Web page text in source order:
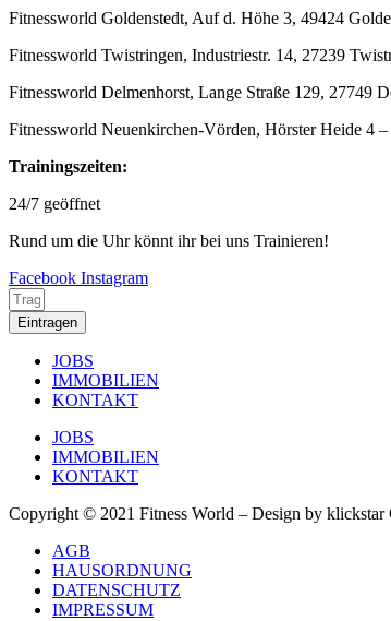
Fitnessworld Goldenstedt, Auf d. Höhe 3, 49424
Fitnessworld Twistringen, Industriestr. 14, 27239
Fitnessworld Delmenhorst, Lange Straße 129, 27749
Fitnessworld Neuenkirchen-Vörden, Hörster Heide 4
Trainingszeiten:
24/7 geöffnet
Rund um die Uhr könnt ihr bei uns Trainieren!
Facebook Instagram
Eintragen
JOBS
IMMOBILIEN
KONTAKT
JOBS
IMMOBILIEN
KONTAKT
Copyright © 2021 Fitness World – Design by klickstar
AGB
HAUSORDNUNG
DATENSCHUTZ
IMPRESSUM